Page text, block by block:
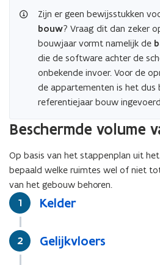
voor
vergrote
weergave)
Zijn er geen bewijsstukken
bouw? Vraag dit dan zeker
bouwjaar vormt namelijk de
die de software achter de
onbekende invoer. Voor de
de appartementen is het dus
referentiejaar bouw
Beschermde volume
Op basis van het stappenplan uit
bepaald welke ruimtes wel of niet
van het gebouw behoren.
Stap
1 Kelder
Stap
2 Gelijkvloers